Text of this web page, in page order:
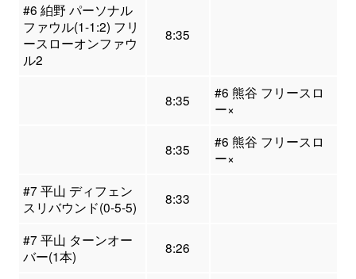
#6 絈野 パーソナル
ファウル(1-1:2) フリ
ースローオンファウ
ル2
8:35
8:35
#6 熊谷 フリースロ
ー×
8:35
#6 熊谷 フリースロ
ー×
#7 平山 ディフェン
スリバウンド(0-5-5)
8:33
#7 平山 ターンオー
バー(1本)
8:26